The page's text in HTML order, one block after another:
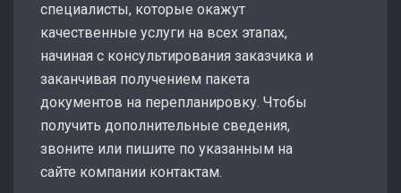
специалисты, которые окажут
качественные услуги на всех этапах,
начиная с консультирования заказчика и
заканчивая получением пакета
документов на перепланировку. Чтобы
получить дополнительные сведения,
звоните или пишите по указанным на
сайте компании контактам.